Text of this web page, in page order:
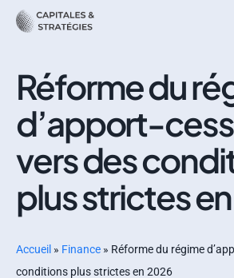
Réforme du
d’apport-
vers des
plus strictes
Accueil » Finance » Réforme du régime
conditions plus strictes en 2026